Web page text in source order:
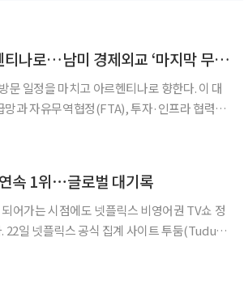
이 대통령, 칠레 일정 마치고 아르헨티나로…남미 경제외교 ‘마지막 무대’
르헨티나로 향한다. 이 대
과 자유무역협정(FTA), 투자·인프라 협력을
속 1위⋯글로벌 대기록
어가는 시점에도 넷플릭스 비영어권 TV쇼 정